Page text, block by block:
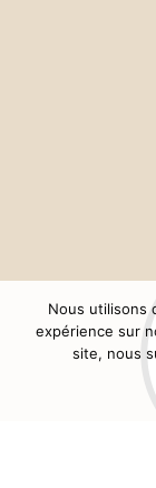
Nous utilisons
expérience sur
site, nous